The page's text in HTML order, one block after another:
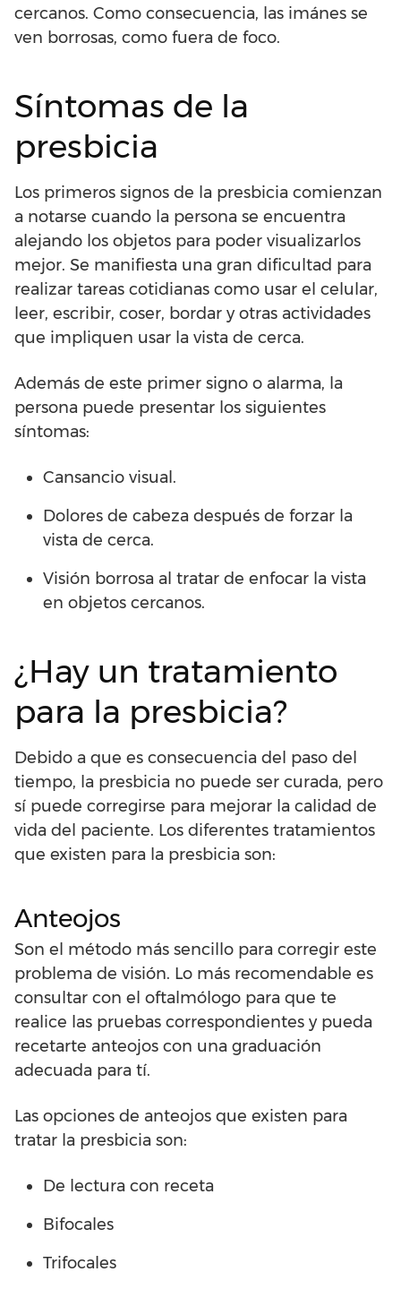
cercanos. Como consecuencia, las imánes se
ven borrosas, como fuera de foco.
Síntomas de la
presbicia
Los primeros signos de la presbicia comienzan
a notarse cuando la persona se encuentra
alejando los objetos para poder visualizarlos
mejor. Se manifiesta una gran dificultad para
realizar tareas cotidianas como usar el celular,
leer, escribir, coser, bordar y otras actividades
que impliquen usar la vista de cerca.
Además de este primer signo o alarma, la
persona puede presentar los siguientes
síntomas:
Cansancio visual.
Dolores de cabeza después de forzar la
vista de cerca.
Visión borrosa al tratar de enfocar la vista
en objetos cercanos.
¿Hay un tratamiento
para la presbicia?
Debido a que es consecuencia del paso del
tiempo, la presbicia no puede ser curada, pero
sí puede corregirse para mejorar la calidad de
vida del paciente. Los diferentes tratamientos
que existen para la presbicia son:
Anteojos
Son el método más sencillo para corregir este
problema de visión. Lo más recomendable es
consultar con el oftalmólogo para que te
realice las pruebas correspondientes y pueda
recetarte anteojos con una graduación
adecuada para tí.
Las opciones de anteojos que existen para
tratar la presbicia son:
De lectura con receta
Bifocales
Trifocales